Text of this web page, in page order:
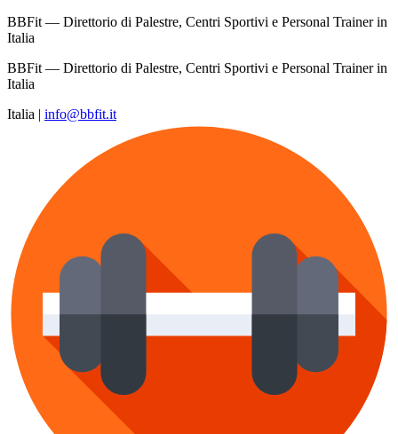
BBFit — Direttorio di Palestre, Centri Sportivi e Personal Trainer in
Italia
BBFit — Direttorio di Palestre, Centri Sportivi e Personal Trainer in
Italia
Italia | info@bbfit.it